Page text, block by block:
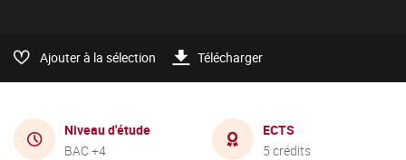
Ajouter à la sélection Télécharger
Niveau d'étude
BAC +4
ECTS
5 crédits